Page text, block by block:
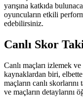
yarışına katkıda
oyuncuların etkili
edebilirsiniz.
Canlı Skor
Canlı maçları izlemek
kaynaklardan biri, elbette
maçların canlı
ve maçların detaylarını